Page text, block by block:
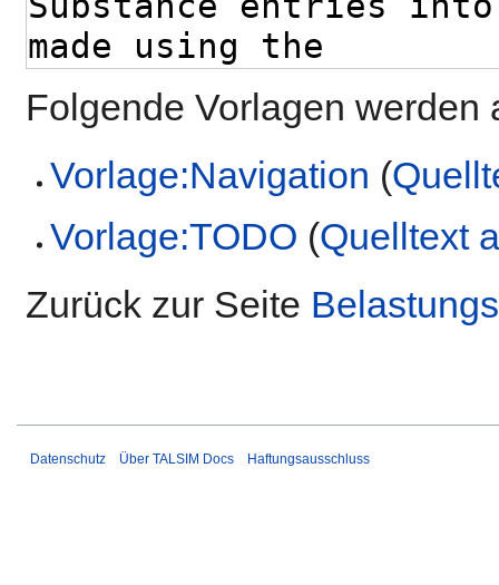
Folgende Vorlagen
Vorlage:Navigation (
Vorlage:TODO (Quelltext
Zurück zur Seite
Datenschutz Über TALSIM Docs Haftungsausschluss